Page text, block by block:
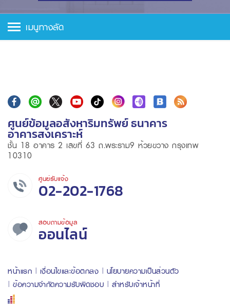
เมนูทางลัด
ศูนย์ข้อมูลอสังหาริมทรัพย์ ธนาคาร
อาคารสงเคราะห์
ชั้น 18 อาคาร 2 เลขที่ 63 ถ.พระราม9 ห้วยขวาง กรุงเทพ
10310
ศูนย์รับแจ้ง
02-202-1768
สอบถามข้อมูล
ออนไลน์
หน้าแรก เงื่อนไขและข้อตกลง
นโยบายความเป็นส่วนตัว
ข้อความจำกัดความรับผิดชอบ
สำหรับเจ้าหน้าที่